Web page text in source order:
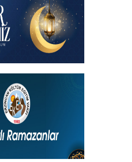
+
Mübarek Olsun
+